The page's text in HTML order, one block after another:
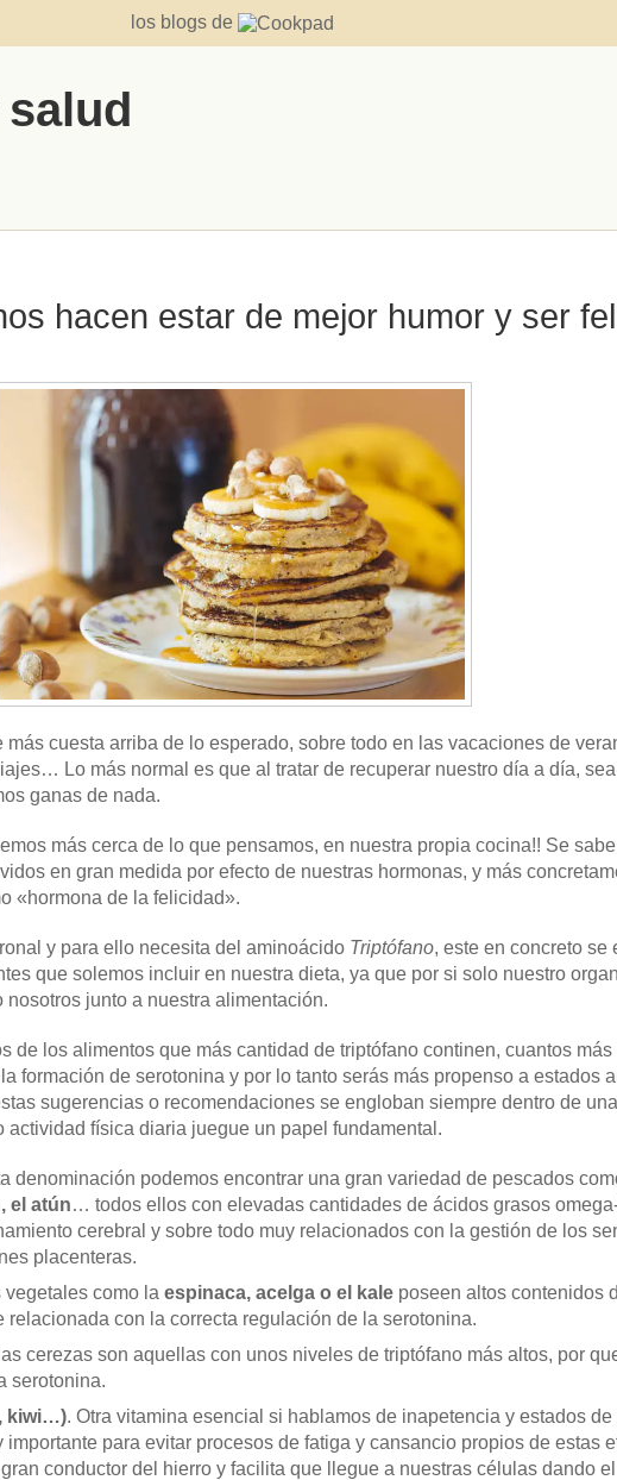
los blogs de
hacen estar de mejor humor y ser
cuesta arriba de lo esperado, sobre todo en las vacaciones de
Lo más normal es que al tratar de recuperar nuestro día a día, sea
ganas de nada.
más cerca de lo que pensamos, en nuestra propia cocina!! Se
en gran medida por efecto de nuestras hormonas, y más
«hormona de la felicidad».
y para ello necesita del aminoácido Triptófano, este en concreto se
que solemos incluir en nuestra dieta, ya que por si solo nuestro
junto a nuestra alimentación.
de los alimentos que más cantidad de triptófano continen, cuantos
formación de serotonina y por lo tanto serás más propenso a estados
sugerencias o recomendaciones se engloban siempre dentro de
física diaria juegue un papel fundamental.
denominación podemos encontrar una gran variedad de pescados
el atún… todos ellos con elevadas cantidades de ácidos grasos
cerebral y sobre todo muy relacionados con la gestión de los
placenteras.
vegetales como la espinaca, acelga o el kale poseen altos contenidos
con la correcta regulación de la serotonina.
cerezas son aquellas con unos niveles de triptófano más altos, por
serotonina.
kiwi…). Otra vitamina esencial si hablamos de inapetencia y estados de
para evitar procesos de fatiga y cansancio propios de estas
conductor del hierro y facilita que llegue a nuestras células dando